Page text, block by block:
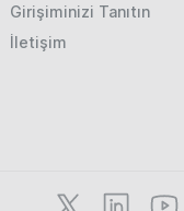
Girişiminizi Tanıtın
İletişim